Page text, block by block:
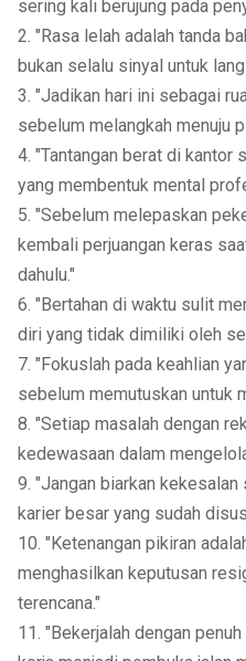
sering kali berujung pada
2. "Rasa lelah adalah tanda
bukan selalu sinyal untuk
3. "Jadikan hari ini sebagai
sebelum melangkah menuju
4. "Tantangan berat di kantor
yang membentuk mental
5. "Sebelum melepaskan
kembali perjuangan keras
dahulu."
6. "Bertahan di waktu sulit
diri yang tidak dimiliki oleh
7. "Fokuslah pada keahlian
sebelum memutuskan untuk
8. "Setiap masalah dengan
kedewasaan dalam
9. "Jangan biarkan
karier besar yang sudah
10. "Ketenangan pikiran
menghasilkan keputusan
terencana."
11. "Bekerjalah dengan